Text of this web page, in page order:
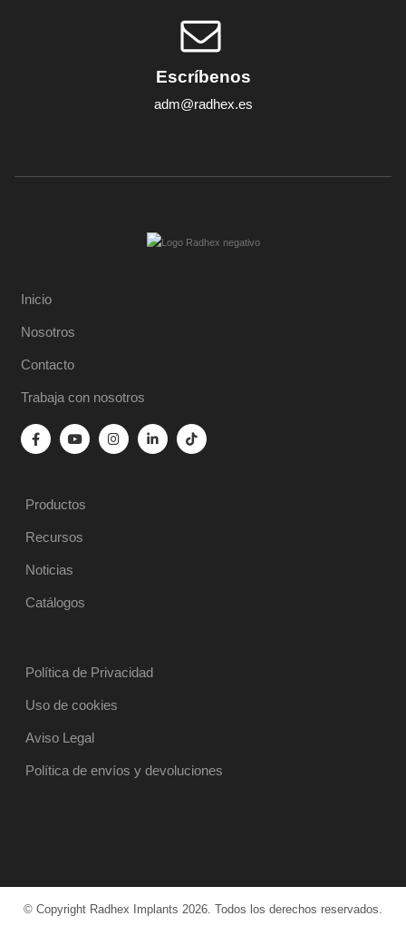
Escríbenos
adm@radhex.es
Inicio
Nosotros
Contacto
Trabaja con nosotros
Productos
Recursos
Noticias
Catálogos
Política de Privacidad
Uso de cookies
Aviso Legal
Política de envíos y devoluciones
© Copyright Radhex Implants 2026. Todos los derechos reservados.